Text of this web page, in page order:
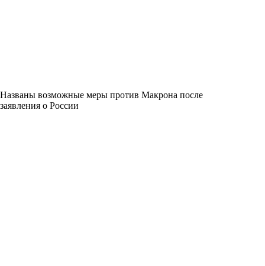
Названы возможные меры против Макрона после
заявления о России